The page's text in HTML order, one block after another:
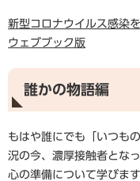
新型コロナウイルス感染
ウェブブック版
誰かの物語編
もはや誰にでも「いつも
況の今、濃厚接触者とな
心の準備について学びま